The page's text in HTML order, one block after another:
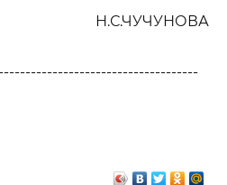
Н.С.ЧУЧУНОВА